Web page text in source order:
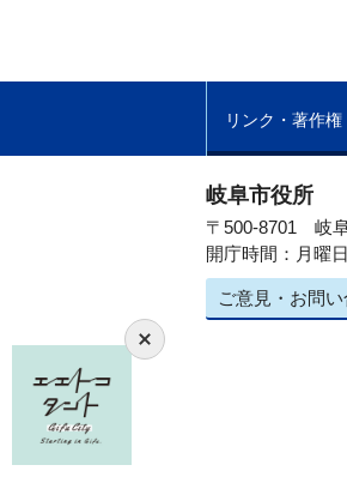
リンク・著作
岐阜市役所
〒500-8701 岐
開庁時間：月曜
ご意見・お問